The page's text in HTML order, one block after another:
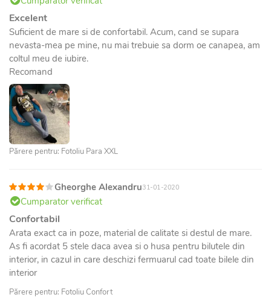
Excelent
Suficient de mare si de confortabil. Acum, cand se supara
nevasta-mea pe mine, nu mai trebuie sa dorm oe canapea, am
coltul meu de iubire.
Recomand
Părere pentru: Fotoliu Para XXL
Gheorghe Alexandru31-01-2020
Cumparator verificat
Confortabil
Arata exact ca in poze, material de calitate si destul de mare.
As fi acordat 5 stele daca avea si o husa pentru bilutele din
interior, in cazul in care deschizi fermuarul cad toate bilele din
interior
Părere pentru: Fotoliu Confort